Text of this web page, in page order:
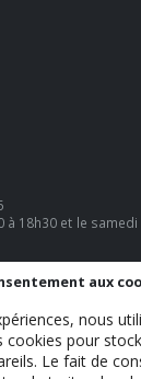
18h30 et le
aux
nous
cookies pour
Le fait de